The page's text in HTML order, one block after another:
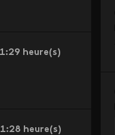
heure(s)
heure(s)